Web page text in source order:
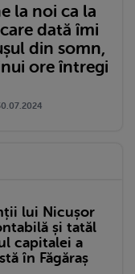
la noi ca la
dată îmi
din somn,
ore întregi
lui Nicușor
și tatăl
capitalei a
în Făgăraș